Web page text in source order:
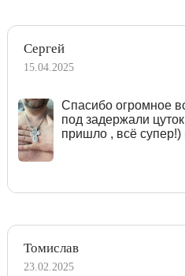
Сергей
15.04.2025
Спасибо огромное
под задержали
пришло , всё
Томислав
23.02.2025